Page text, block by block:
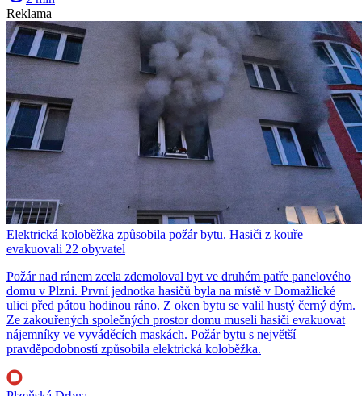
Reklama
Elektrická koloběžka způsobila požár bytu. Hasiči z kouře
evakuovali 22 obyvatel
Požár nad ránem zcela zdemoloval byt ve druhém patře panelového
domu v Plzni. První jednotka hasičů byla na místě v Domažlické
ulici před pátou hodinou ráno. Z oken bytu se valil hustý černý dým.
Ze zakouřených společných prostor domu museli hasiči evakuovat
nájemníky ve vyváděcích maskách. Požár bytu s největší
pravděpodobností způsobila elektrická koloběžka.